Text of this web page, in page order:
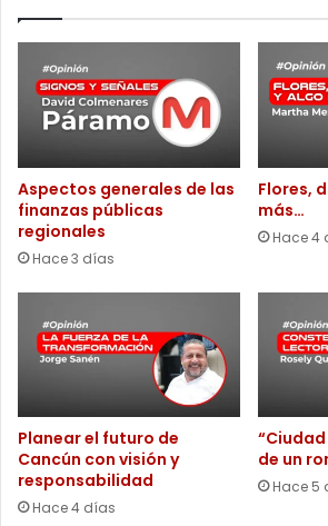
Aspectos generales de las
finanzas públicas
regionales
Hace 3 días
Flores,
más…
Hace 4
Planear el futuro de
Cancún con visión y
responsabilidad
Hace 4 días
de un
Hace 5